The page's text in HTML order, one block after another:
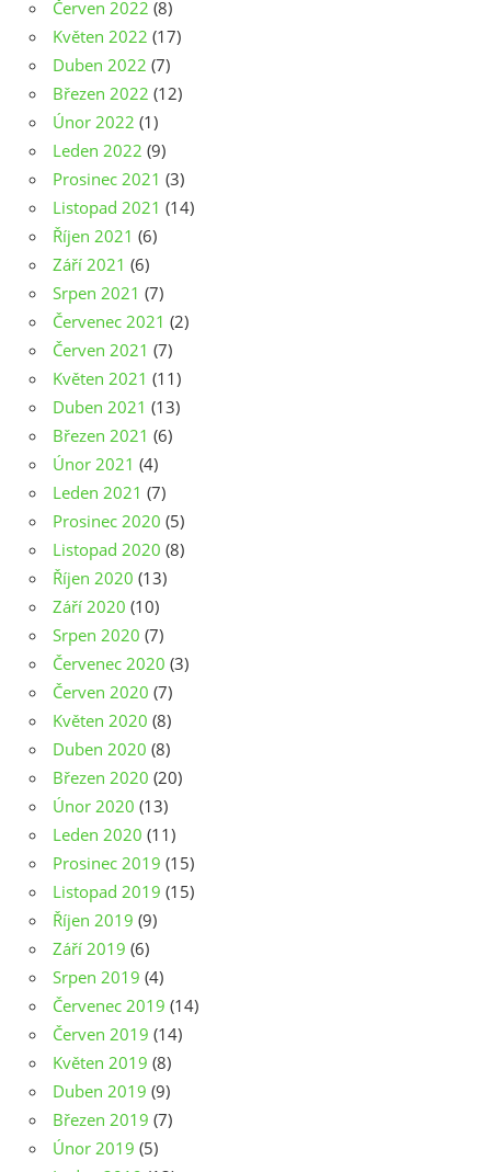
Červen 2022 (8)
Květen 2022 (17)
Duben 2022 (7)
Březen 2022 (12)
Únor 2022 (1)
Leden 2022 (9)
Prosinec 2021 (3)
Listopad 2021 (14)
Říjen 2021 (6)
Září 2021 (6)
Srpen 2021 (7)
Červenec 2021 (2)
Červen 2021 (7)
Květen 2021 (11)
Duben 2021 (13)
Březen 2021 (6)
Únor 2021 (4)
Leden 2021 (7)
Prosinec 2020 (5)
Listopad 2020 (8)
Říjen 2020 (13)
Září 2020 (10)
Srpen 2020 (7)
Červenec 2020 (3)
Červen 2020 (7)
Květen 2020 (8)
Duben 2020 (8)
Březen 2020 (20)
Únor 2020 (13)
Leden 2020 (11)
Prosinec 2019 (15)
Listopad 2019 (15)
Říjen 2019 (9)
Září 2019 (6)
Srpen 2019 (4)
Červenec 2019 (14)
Červen 2019 (14)
Květen 2019 (8)
Duben 2019 (9)
Březen 2019 (7)
Únor 2019 (5)